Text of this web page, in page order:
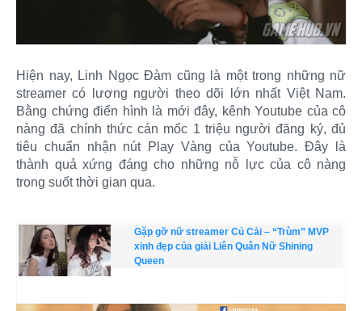
Hiện nay, Linh Ngọc Đàm cũng là một trong những nữ
streamer có lượng người theo dõi lớn nhất Việt Nam.
Bằng chứng điển hình là mới đây, kênh Youtube của cô
nàng đã chính thức cán mốc 1 triệu người đăng ký, đủ
tiêu chuẩn nhận nút Play Vàng của Youtube. Đây là
thành quả xứng đáng cho những nỗ lực của cô nàng
trong suốt thời gian qua.
Gặp gỡ nữ streamer Củ Cải – “Trùm” MVP
xinh đẹp của giải Liên Quân Nữ Shining
Queen